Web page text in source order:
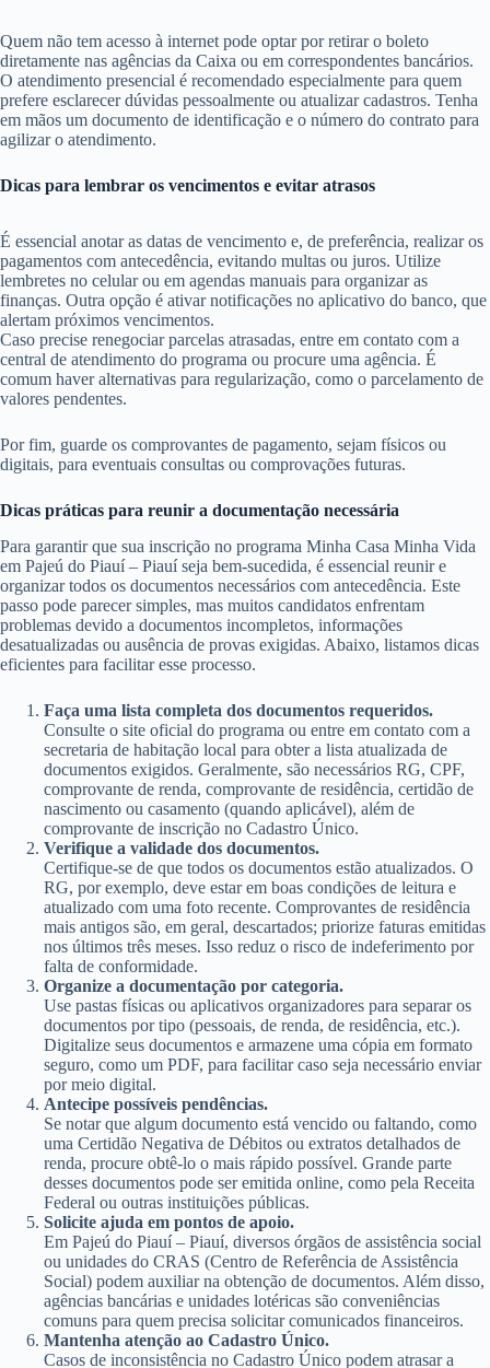
Quem não tem acesso à internet pode optar por retirar o boleto
diretamente nas agências da Caixa ou em correspondentes bancários.
O atendimento presencial é recomendado especialmente para quem
prefere esclarecer dúvidas pessoalmente ou atualizar cadastros. Tenha
em mãos um documento de identificação e o número do contrato para
agilizar o atendimento.
Dicas para lembrar os vencimentos e evitar atrasos
É essencial anotar as datas de vencimento e, de preferência, realizar os
pagamentos com antecedência, evitando multas ou juros. Utilize
lembretes no celular ou em agendas manuais para organizar as
finanças. Outra opção é ativar notificações no aplicativo do banco, que
alertam próximos vencimentos.
Caso precise renegociar parcelas atrasadas, entre em contato com a
central de atendimento do programa ou procure uma agência. É
comum haver alternativas para regularização, como o parcelamento de
valores pendentes.
Por fim, guarde os comprovantes de pagamento, sejam físicos ou
digitais, para eventuais consultas ou comprovações futuras.
Dicas práticas para reunir a documentação necessária
Para garantir que sua inscrição no programa Minha Casa Minha Vida
em Pajeú do Piauí – Piauí seja bem-sucedida, é essencial reunir e
organizar todos os documentos necessários com antecedência. Este
passo pode parecer simples, mas muitos candidatos enfrentam
problemas devido a documentos incompletos, informações
desatualizadas ou ausência de provas exigidas. Abaixo, listamos dicas
eficientes para facilitar esse processo.
Faça uma lista completa dos documentos requeridos.
Consulte o site oficial do programa ou entre em contato com a
secretaria de habitação local para obter a lista atualizada de
documentos exigidos. Geralmente, são necessários RG, CPF,
comprovante de renda, comprovante de residência, certidão de
nascimento ou casamento (quando aplicável), além de
comprovante de inscrição no Cadastro Único.
Verifique a validade dos documentos.
Certifique-se de que todos os documentos estão atualizados. O
RG, por exemplo, deve estar em boas condições de leitura e
atualizado com uma foto recente. Comprovantes de residência
mais antigos são, em geral, descartados; priorize faturas emitidas
nos últimos três meses. Isso reduz o risco de indeferimento por
falta de conformidade.
Organize a documentação por categoria.
Use pastas físicas ou aplicativos organizadores para separar os
documentos por tipo (pessoais, de renda, de residência, etc.).
Digitalize seus documentos e armazene uma cópia em formato
seguro, como um PDF, para facilitar caso seja necessário enviar
por meio digital.
Antecipe possíveis pendências.
Se notar que algum documento está vencido ou faltando, como
uma Certidão Negativa de Débitos ou extratos detalhados de
renda, procure obtê-lo o mais rápido possível. Grande parte
desses documentos pode ser emitida online, como pela Receita
Federal ou outras instituições públicas.
Solicite ajuda em pontos de apoio.
Em Pajeú do Piauí – Piauí, diversos órgãos de assistência social
ou unidades do CRAS (Centro de Referência de Assistência
Social) podem auxiliar na obtenção de documentos. Além disso,
agências bancárias e unidades lotéricas são conveniências
comuns para quem precisa solicitar comunicados financeiros.
Mantenha atenção ao Cadastro Único.
Casos de inconsistência no Cadastro Único podem atrasar a